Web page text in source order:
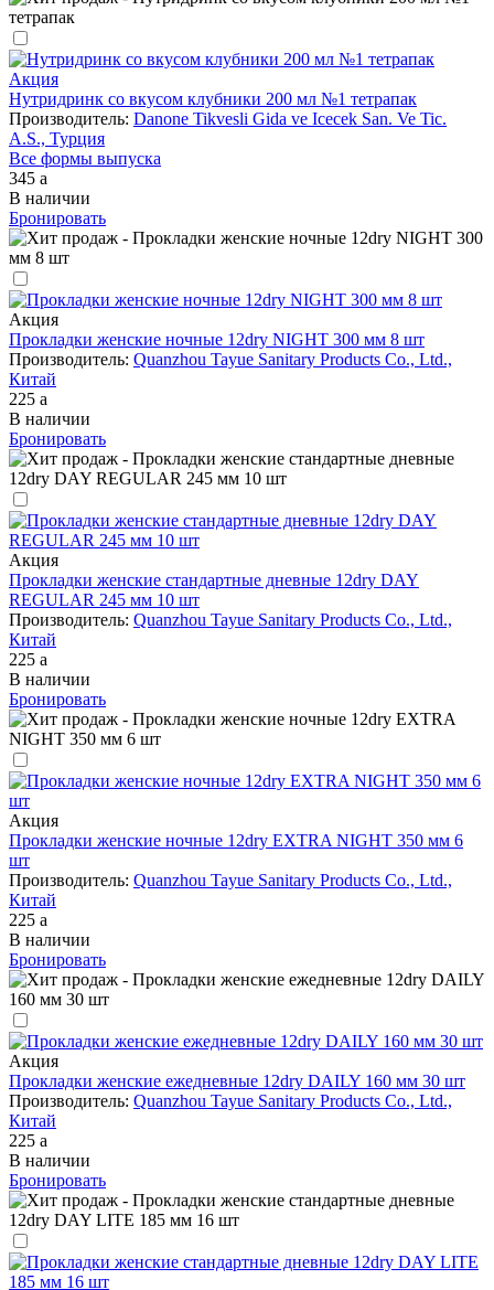
Акция
Нутридринк со вкусом клубники 200 мл №1 тетрапак
Производитель: Danone Tikvesli Gida ve Icecek San. Ve Tic.
A.S., Турция
Все формы выпуска
345 a
В наличии
Бронировать
Акция
Прокладки женские ночные 12dry NIGHT 300 мм 8 шт
Производитель: Quanzhou Tayue Sanitary Products Co., Ltd.,
Китай
225 a
В наличии
Бронировать
Акция
Прокладки женские стандартные дневные 12dry DAY
REGULAR 245 мм 10 шт
Производитель: Quanzhou Tayue Sanitary Products Co., Ltd.,
Китай
225 a
В наличии
Бронировать
Акция
Прокладки женские ночные 12dry EXTRA NIGHT 350 мм 6
шт
Производитель: Quanzhou Tayue Sanitary Products Co., Ltd.,
Китай
225 a
В наличии
Бронировать
Акция
Прокладки женские ежедневные 12dry DAILY 160 мм 30 шт
Производитель: Quanzhou Tayue Sanitary Products Co., Ltd.,
Китай
225 a
В наличии
Бронировать